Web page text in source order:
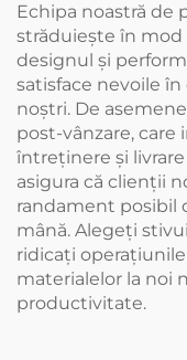
Echipa noastră de
străduiește în
designul și
satisface nevoile
noștri. De
post-vânzare,
întreținere și
asigura că clienții
randament posibil
mână. Alegeți
ridicați
materialelor la noi
productivitate.